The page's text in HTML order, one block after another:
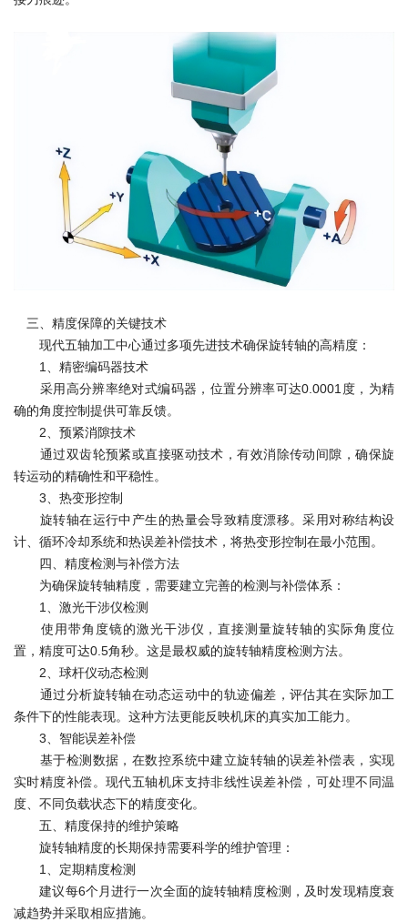
三、精度保障的关键技术
现代五轴加工中心通过多项先进技术确保旋转轴的高精度：
1、精密编码器技术
采用高分辨率绝对式编码器，位置分辨率可达0.0001度，为精
确的角度控制提供可靠反馈。
2、预紧消隙技术
通过双齿轮预紧或直接驱动技术，有效消除传动间隙，确保旋
转运动的精确性和平稳性。
3、热变形控制
旋转轴在运行中产生的热量会导致精度漂移。采用对称结构设
计、循环冷却系统和热误差补偿技术，将热变形控制在最小范围。
四、精度检测与补偿方法
为确保旋转轴精度，需要建立完善的检测与补偿体系：
1、激光干涉仪检测
使用带角度镜的激光干涉仪，直接测量旋转轴的实际角度位
置，精度可达0.5角秒。这是最权威的旋转轴精度检测方法。
2、球杆仪动态检测
通过分析旋转轴在动态运动中的轨迹偏差，评估其在实际加工
条件下的性能表现。这种方法更能反映机床的真实加工能力。
3、智能误差补偿
基于检测数据，在数控系统中建立旋转轴的误差补偿表，实现
实时精度补偿。现代五轴机床支持非线性误差补偿，可处理不同温
度、不同负载状态下的精度变化。
五、精度保持的维护策略
旋转轴精度的长期保持需要科学的维护管理：
1、定期精度检测
建议每6个月进行一次全面的旋转轴精度检测，及时发现精度衰
减趋势并采取相应措施。